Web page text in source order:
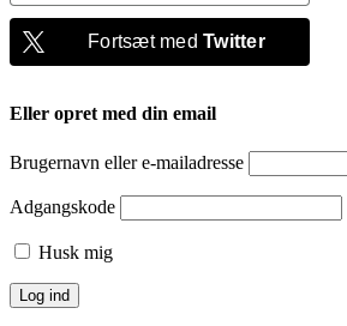
Fortsæt medTwitter
Eller opret med din email
Brugernavn eller e-mailadresse
Adgangskode
Husk mig